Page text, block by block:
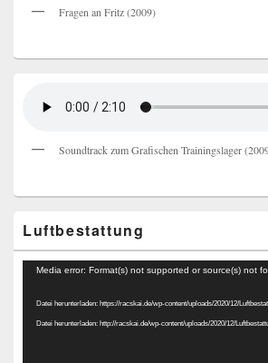
Fragen an Fritz (2009)
Soundtrack zum Grafischen Trainingslager
Luftbestattung
Video-
Media error: Format(s) not supported or source(s) not
Datei herunterladen: https://racskai.de/wp-content/uploads/2020/12/
Datei herunterladen: http://racskai.de/wp-content/uploads/2020/12/